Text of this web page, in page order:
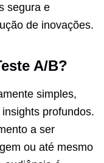
segura e
de inovações.
A/B?
simples,
profundos.
a ser
ou até mesmo